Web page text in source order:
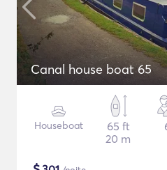
Canal house boat 65
Houseboat
65 ft
20 m